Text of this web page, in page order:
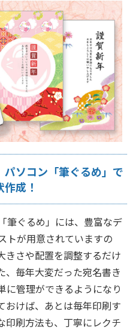
ソコン「筆ぐるめ」で
成！
筆ぐるめ」には、豊富なデ
トが用意されていますの
きさや配置を調整するだけ
、毎年大変だった宛名書き
に管理ができるようになり
おけば、あとは毎年印刷す
印刷方法も、丁寧にレクチ